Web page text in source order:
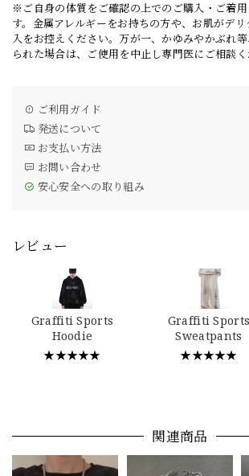
※ご自身の体質をご確認の上でのご購入・ご着
す。金属アレルギーをお持ちの方や、お肌がデ
入をお控えください。万が一、かゆみやかぶれ
られた場合は、ご使用を中止し専門医にご相談く
ご利用ガイド
発送について
お支払い方法
お問い合わせ
安心安全への取り組み
レビュー
Graffiti Sports
Hoodie
★★★★★
Graffiti Sports
Sweatpants
★★★★★
関連商品